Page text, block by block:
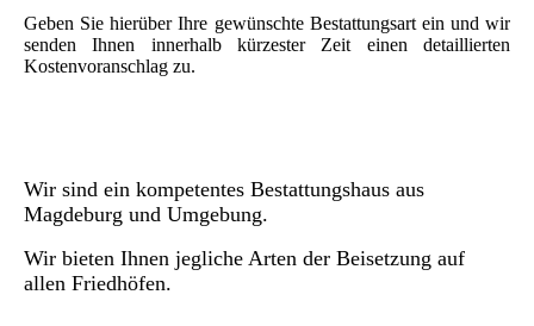
Geben Sie hierüber Ihre gewünschte Bestattungsart ein und wir
senden Ihnen innerhalb kürzester Zeit einen detaillierten
Kostenvoranschlag zu.
Wir sind ein kompetentes Bestattungshaus aus
Magdeburg und Umgebung.
Wir bieten Ihnen jegliche Arten der Beisetzung auf
allen Friedhöfen.